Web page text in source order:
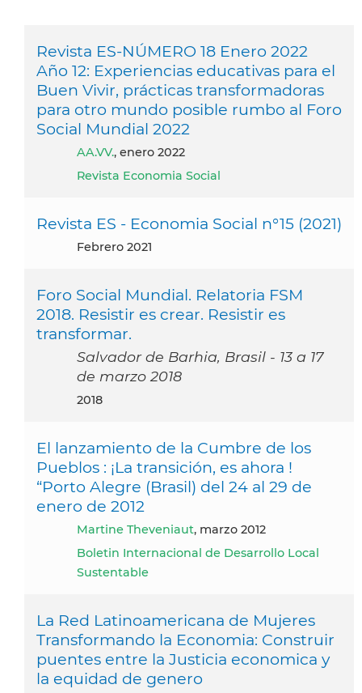
Revista ES-NÚMERO 18 Enero 2022
Año 12: Experiencias educativas para el
Buen Vivir, prácticas transformadoras
para otro mundo posible rumbo al Foro
Social Mundial 2022
AA.VV., enero 2022
Revista Economia Social
Revista ES - Economia Social n°15 (2021)
febrero 2021
Foro Social Mundial. Relatoria FSM
2018. Resistir es crear. Resistir es
transformar.
Salvador de Barhia, Brasil - 13 a 17
de marzo 2018
2018
El lanzamiento de la Cumbre de los
Pueblos : ¡La transición, es ahora !
“Porto Alegre (Brasil) del 24 al 29 de
enero de 2012
Martine Theveniaut, marzo 2012
Boletin Internacional de Desarrollo Local
Sustentable
La Red Latinoamericana de Mujeres
Transformando la Economia: Construir
puentes entre la Justicia economica y
la equidad de genero